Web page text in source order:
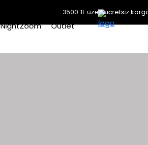
3500 TL üzeri ücretsiz
NightZoom Outlet